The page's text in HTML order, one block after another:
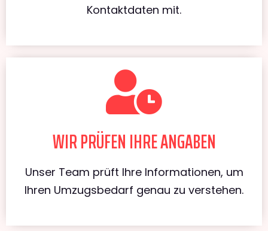
Kontaktdaten mit.
WIR PRÜFEN IHRE ANGABEN
Unser Team prüft Ihre Informationen, um
Ihren Umzugsbedarf genau zu verstehen.